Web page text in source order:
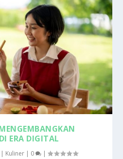
ERA DIGITAL
| Kuliner | 0 |